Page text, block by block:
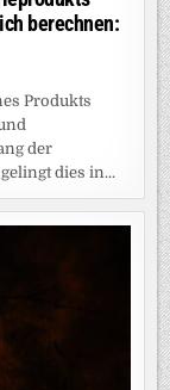
berechnen:
Produkts
der
dies in...